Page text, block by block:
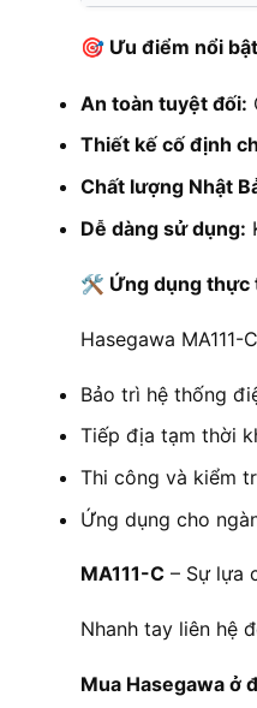
🎯 Ưu điểm nổi bật
An toàn tuyệt đối:
Thiết kế cố định
Chất lượng Nhật
Dễ dàng sử dụng:
🛠️ Ứng dụng thực
Hasegawa
Bảo trì hệ thống
Tiếp địa tạm thời
Thi công và kiểm
Ứng dụng cho
MA111-C – Sự lựa
Nhanh tay liên hệ
Mua Hasegawa ở